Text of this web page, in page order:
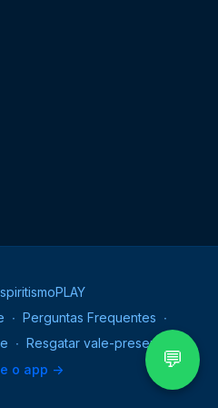
💬
∙ Perguntas Frequentes ∙
∙ Resgatar vale-presente
o app ->